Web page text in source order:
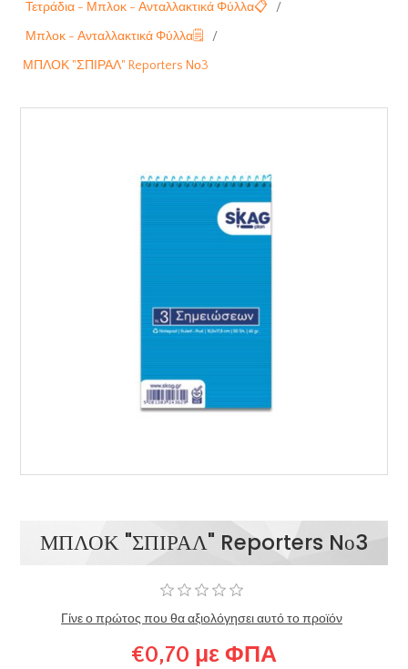
Τετράδια - Μπλοκ - Ανταλλακτικά Φύλλα📋
/
Μπλοκ - Ανταλλακτικά Φύλλα🗒️
/
ΜΠΛΟΚ "ΣΠΙΡΑΛ" Reporters Nο3
ΜΠΛΟΚ "ΣΠΙΡΑΛ" Reporters Nο3
Γίνε ο πρώτος που θα αξιολόγησει αυτό το προϊόν
€0,70 με ΦΠΑ